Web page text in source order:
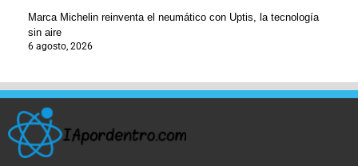
Marca Michelin reinventa el neumático con Uptis, la tecnología
sin aire
6 agosto, 2026